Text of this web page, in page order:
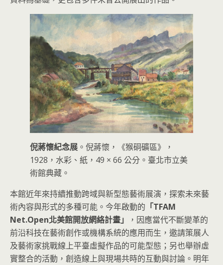
倪蔣懷紀念展 。倪蔣懷，《猴硐礦區》，
1928，水彩、紙，49 × 66 公分。臺北市立美
術館典藏。
本館近年來持續推動跨域與新型態藝術展演，探索未來藝
術內容與形式的多種可能。今年啟動的 「TFAM
Net.Open北美館開放網絡計畫」
，因應當代不斷變革的
前沿科技在藝術創作或機構系統的應用而生，邀請策展人
及藝術家挑戰線上平臺虛擬作品的可能型態；另也舉辦虛
實整合的活動，創造線上與現場共時的互動與討論。明年